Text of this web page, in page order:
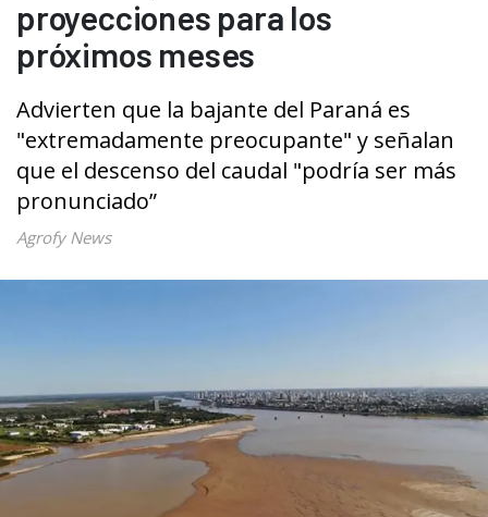
proyecciones para los
próximos meses
Advierten que la bajante del Paraná es
"extremadamente preocupante" y señalan
que el descenso del caudal "podría ser más
pronunciado”
Agrofy News